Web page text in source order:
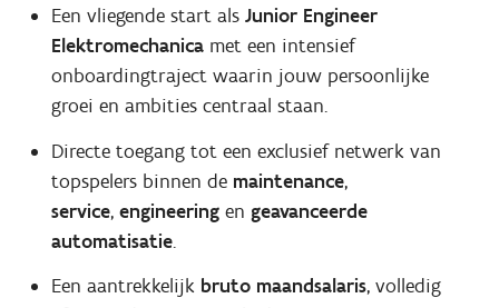
Een vliegende start als Junior Engineer
Elektromechanicamet een intensief
onboardingtraject waarin jouw persoonlijke
groei en ambities centraal staan.
Directe toegang tot een exclusief netwerk van
topspelers binnen de maintenance,
service, engineeringen geavanceerde
automatisatie.
Een aantrekkelijk bruto maandsalaris, volledig